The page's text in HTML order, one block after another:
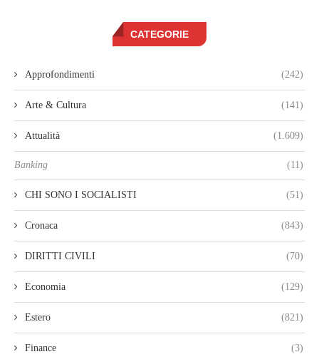
CATEGORIE
Approfondimenti (242)
Arte & Cultura (141)
Attualità (1.609)
Banking (11)
CHI SONO I SOCIALISTI (51)
Cronaca (843)
DIRITTI CIVILI (70)
Economia (129)
Estero (821)
Finance (3)